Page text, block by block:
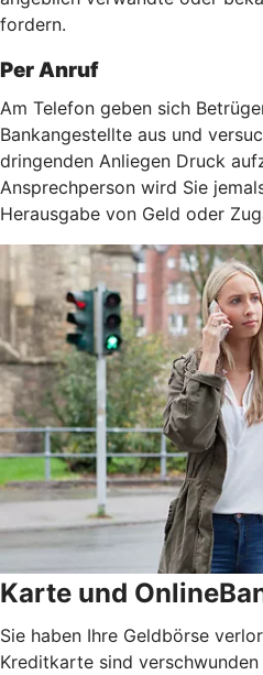
fordern.
Per Anruf
Am Telefon geben sich
Bankangestellte aus und
dringenden Anliegen Druck
Ansprechperson wird Sie
Herausgabe von Geld oder
Karte und
Sie haben Ihre Geldbörse
Kreditkarte sind